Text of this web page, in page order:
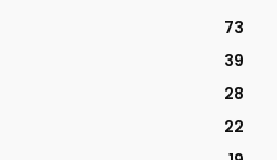
73
39
28
22